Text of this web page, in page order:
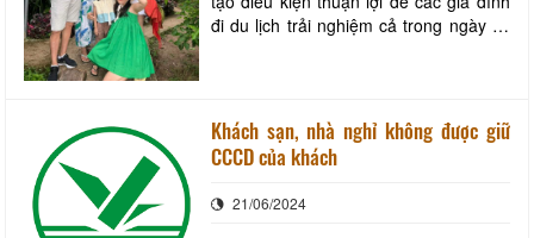
đi du lịch trải nghiệm cả trong ngày về
các ngày cuối tuần trong tháng 8. Sau
6 tháng kể từ ngày 15/3/20
Khách sạn, nhà nghỉ không được giữ
CCCD của khách
21/06/2024